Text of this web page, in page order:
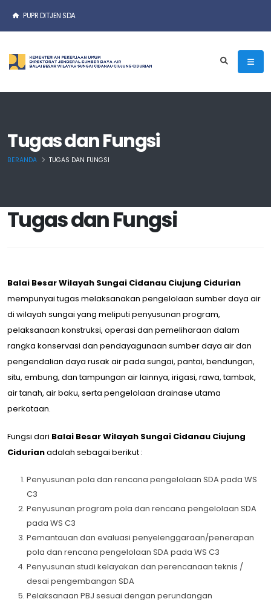
PUPR DITJEN SDA
Tugas dan Fungsi
BERANDA TUGAS DAN FUNGSI
Tugas dan Fungsi
Balai Besar Wilayah Sungai Cidanau Ciujung Cidurian
mempunyai tugas melaksanakan pengelolaan sumber daya air
di wilayah sungai yang meliputi penyusunan program,
pelaksanaan konstruksi, operasi dan pemeliharaan dalam
rangka konservasi dan pendayagunaan sumber daya air dan
pengendalian daya rusak air pada sungai, pantai, bendungan,
situ, embung, dan tampungan air lainnya, irigasi, rawa, tambak,
air tanah, air baku, serta pengelolaan drainase utama
perkotaan.
Fungsi dari Balai Besar Wilayah Sungai Cidanau Ciujung
Cidurianadalah sebagai berikut :
Penyusunan pola dan rencana pengelolaan SDA pada WS
C3
Penyusunan program pola dan rencana pengelolaan SDA
pada WS C3
Pemantauan dan evaluasi penyelenggaraan/penerapan
pola dan rencana pengelolaan SDA pada WS C3
Penyusunan studi kelayakan dan perencanaan teknis /
desai pengembangan SDA
Pelaksanaan PBJ sesuai dengan perundangan